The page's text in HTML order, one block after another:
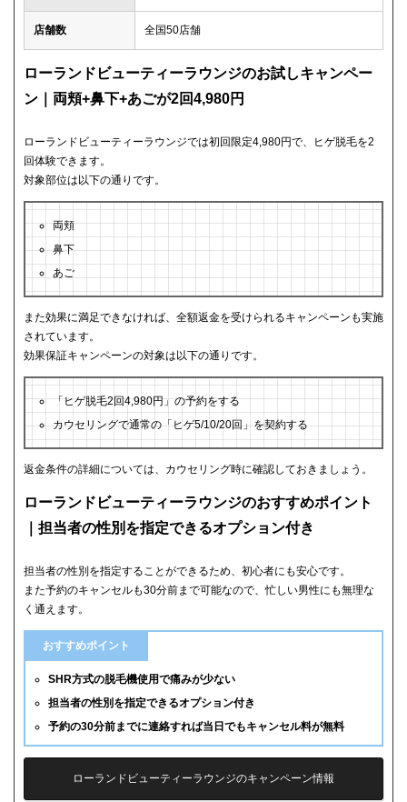
店舗数 全国50店舗
ローランドビューティーラウンジのお試しキャンペー
ン｜両頬+鼻下+あごが2回4,980円
ローランドビューティーラウンジでは初回限定4,980円で、ヒゲ脱毛を2
回体験できます。
対象部位は以下の通りです。
両頬
鼻下
あご
また効果に満足できなければ、全額返金を受けられるキャンペーンも実施
されています。
効果保証キャンペーンの対象は以下の通りです。
「ヒゲ脱毛2回4,980円」の予約をする
カウセリングで通常の「ヒゲ5/10/20回」を契約する
返金条件の詳細については、カウセリング時に確認しておきましょう。
ローランドビューティーラウンジのおすすめポイント
｜担当者の性別を指定できるオプション付き
担当者の性別を指定することができるため、初心者にも安心です。
また予約のキャンセルも30分前まで可能なので、忙しい男性にも無理な
く通えます。
おすすめポイント
SHR方式の脱毛機使用で痛みが少ない
担当者の性別を指定できるオプション付き
予約の30分前までに連絡すれば当日でもキャンセル料が無料
ローランドビューティーラウンジのキャンペーン情報